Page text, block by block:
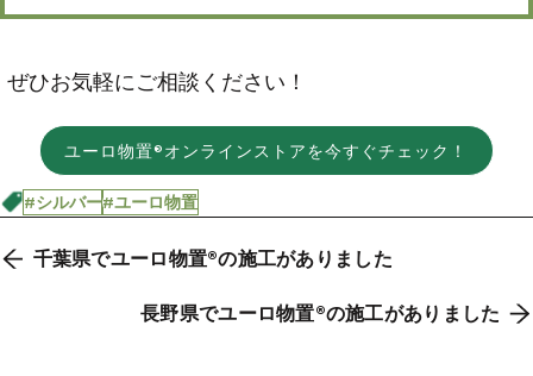
ぜひお気軽にご相談ください！
ユーロ物置®オンラインストアを今すぐチェック！
#シルバー#ユーロ物置
千葉県でユーロ物置®の施工がありました
長野県でユーロ物置®の施工がありました